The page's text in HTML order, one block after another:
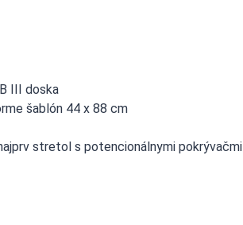
III doska
šablón 44 x 88 cm
stretol s potencionálnymi pokrývačmi